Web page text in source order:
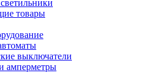
товары
выключатели
амперметры